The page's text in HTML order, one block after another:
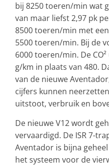
bij 8250 toeren/min wat
van maar liefst 2,97 pk
8500 toeren/min met
5500 toeren/min. Bij de
6000 toeren/min. De
g/km in plaats van 480.
van de nieuwe
cijfers kunnen
uitstoot, verbruik en
De nieuwe V12 wordt
vervaardigd. De ISR 7-
Aventador is bijna
het systeem voor de